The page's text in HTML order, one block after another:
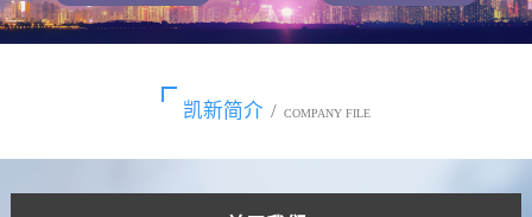
凯新简介 / COMPANY FILE